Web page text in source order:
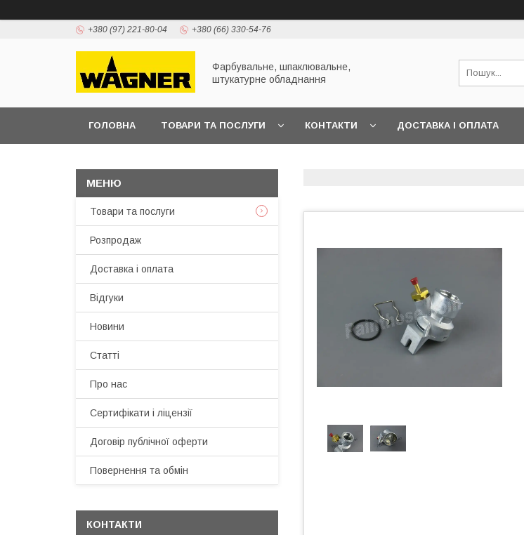
+380 (97) 221-80-04 +380 (66) 330-54-76
Фарбувальне, шпаклювальне,
штукатурне обладнання
ГОЛОВНА ТОВАРИ ТА ПОСЛУГИ КОНТАКТИ ДОСТАВКА І ОПЛАТА
Товари та послуги
Розпродаж
Доставка і оплата
Відгуки
Новини
Статті
Про нас
Сертифікати і ліцензії
Договір публічної оферти
Повернення та обмін
КОНТАКТИ